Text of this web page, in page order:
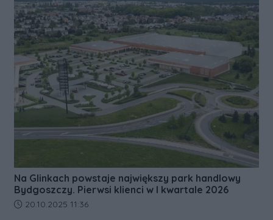
Na Glinkach powstaje największy park handlowy
Bydgoszczy. Pierwsi klienci w I kwartale 2026
Data dodania artykułu:
20.10.2025 11:36